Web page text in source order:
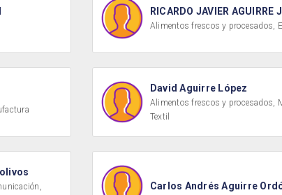
RICARDO JAVIER AGUIRRE
Alimentos frescos y procesados,
David Aguirre López
Alimentos frescos y procesados,
Textil
Carlos Andrés Aguirre